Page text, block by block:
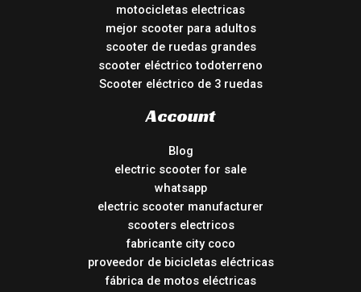
motocicletas electricas
mejor scooter para adultos
scooter de ruedas grandes
scooter eléctrico todoterreno
Scooter eléctrico de 3 ruedas
Account
Blog
electric scooter for sale
whatsapp
electric scooter manufacturer
scooters electricos
fabricante city coco
proveedor de bicicletas eléctricas
fábrica de motos eléctricas